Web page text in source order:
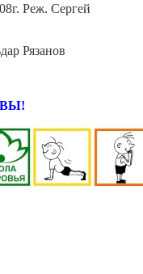
Реж. Сергей
Рязанов